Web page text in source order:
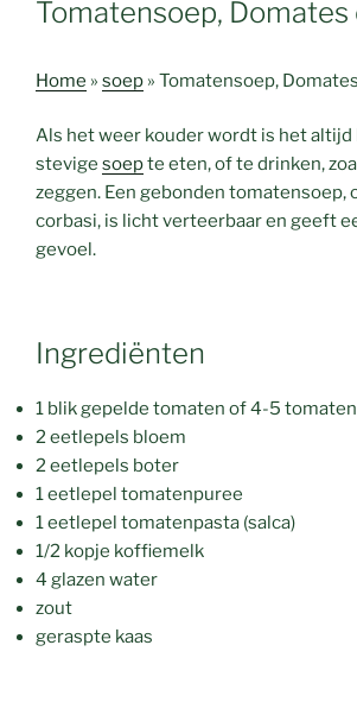
Tomatensoep, Domates
Home » soep » Tomatensoep,
Als het weer kouder wordt is het altijd
stevige soepte eten, of te drinken,
zeggen. Een gebonden tomatensoep,
corbasi, is licht verteerbaar en geeft
gevoel.
Ingrediënten
1 blik gepelde tomaten of 4-5 tomaten
2 eetlepels bloem
2 eetlepels boter
1 eetlepel tomatenpuree
1 eetlepel tomatenpasta (salca)
1/2 kopje koffiemelk
4 glazen water
zout
geraspte kaas